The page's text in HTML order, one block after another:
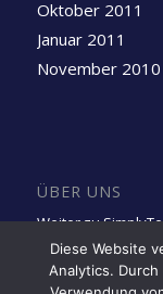
Oktober 2011
Januar 2011
November 2010
ÜBER UNS
Weiter zu
Folge uns auf
Diese Website
Analytics.